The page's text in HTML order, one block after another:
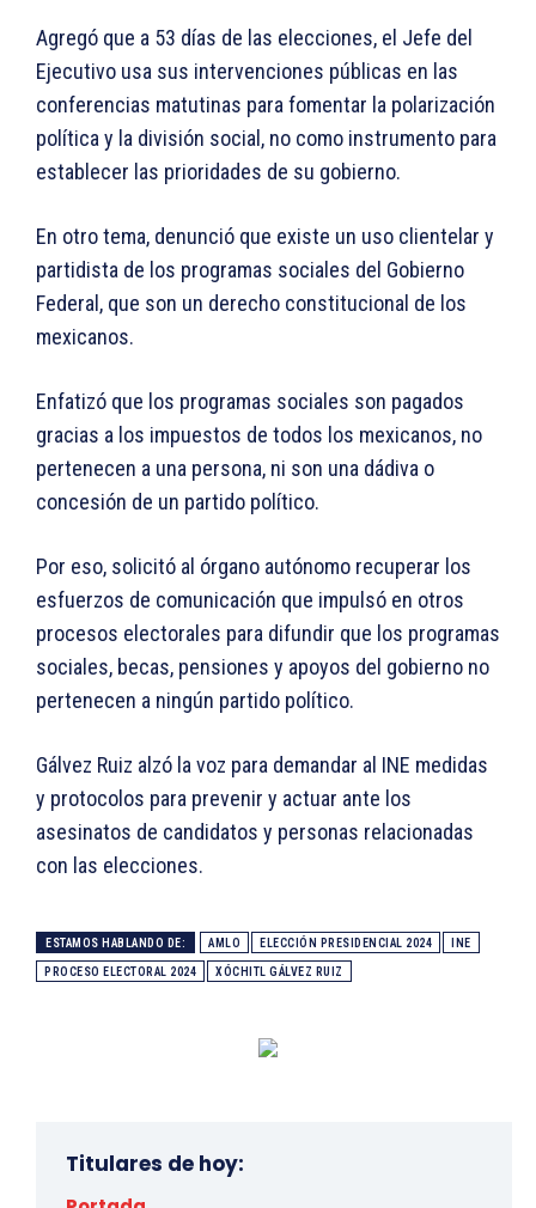
Agregó que a 53 días de las elecciones, el Jefe del
Ejecutivo usa sus intervenciones públicas en las
conferencias matutinas para fomentar la polarización
política y la división social, no como instrumento para
establecer las prioridades de su gobierno.
En otro tema, denunció que existe un uso clientelar y
partidista de los programas sociales del Gobierno
Federal, que son un derecho constitucional de los
mexicanos.
Enfatizó que los programas sociales son pagados
gracias a los impuestos de todos los mexicanos, no
pertenecen a una persona, ni son una dádiva o
concesión de un partido político.
Por eso, solicitó al órgano autónomo recuperar los
esfuerzos de comunicación que impulsó en otros
procesos electorales para difundir que los programas
sociales, becas, pensiones y apoyos del gobierno no
pertenecen a ningún partido político.
Gálvez Ruiz alzó la voz para demandar al INE medidas
y protocolos para prevenir y actuar ante los
asesinatos de candidatos y personas relacionadas
con las elecciones.
ESTAMOS HABLANDO DE: AMLO ELECCIÓN PRESIDENCIAL 2024 INE
PROCESO ELECTORAL 2024 XÓCHITL GÁLVEZ RUIZ
Titulares de hoy: